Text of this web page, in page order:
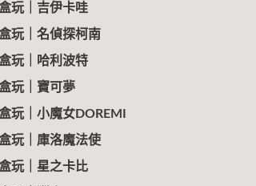
玩｜吉伊卡哇
玩｜名偵探柯南
玩｜哈利波特
玩｜寶可夢
玩｜小魔女DOREMI
玩｜庫洛魔法使
玩｜星之卡比